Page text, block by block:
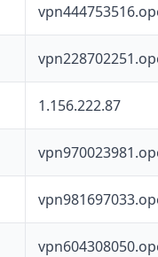
1.156.222.87